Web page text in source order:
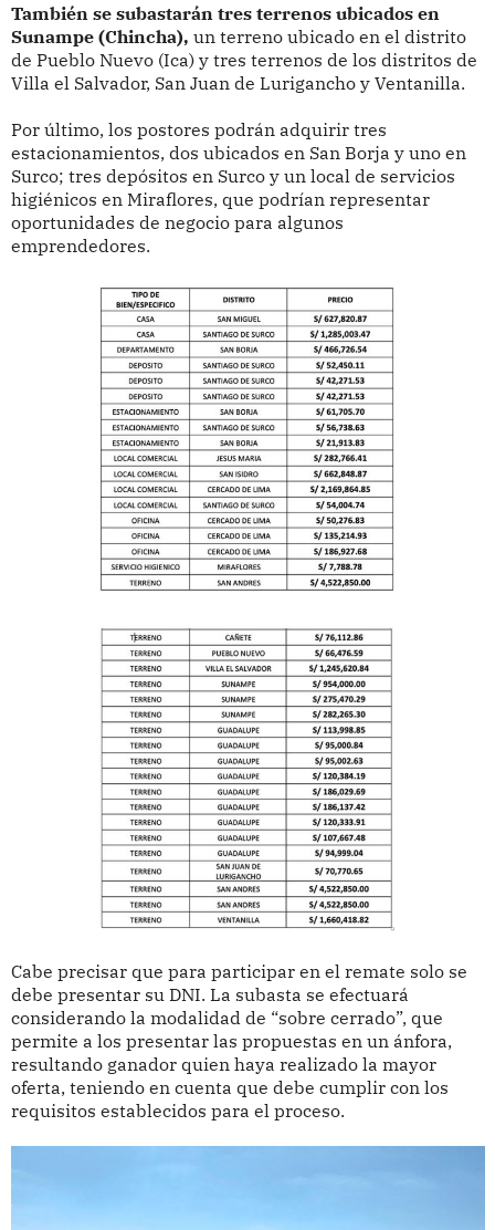
También se subastarán tres terrenos ubicados en
Sunampe (Chincha), un terreno ubicado en el distrito
de Pueblo Nuevo (Ica) y tres terrenos de los distritos de
Villa el Salvador, San Juan de Lurigancho y Ventanilla.
Por último, los postores podrán adquirir tres
estacionamientos, dos ubicados en San Borja y uno en
Surco; tres depósitos en Surco y un local de servicios
higiénicos en Miraflores, que podrían representar
oportunidades de negocio para algunos
emprendedores.
Cabe precisar que para participar en el remate solo se
debe presentar su DNI. La subasta se efectuará
considerando la modalidad de “sobre cerrado”, que
permite a los presentar las propuestas en un ánfora,
resultando ganador quien haya realizado la mayor
oferta, teniendo en cuenta que debe cumplir con los
requisitos establecidos para el proceso.